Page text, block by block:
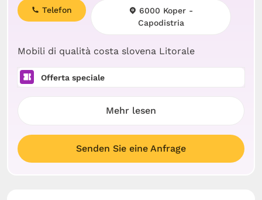
Mobili di qualità costa slovena Litorale
Telefon
6000 Koper -
Capodistria
Offerta speciale
Mehr lesen
Senden Sie eine Anfrage